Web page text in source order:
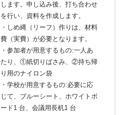
します。申し込み後、打ち合わせ
を行い、資料を作成します。
・しめ縄（リーフ）作りは、材料
費（実費）が必要となります。
・参加者が用意するもの:一人あ
たり、①紙切りばさみ、②持ち帰
り用のナイロン袋
・学校が用意するもの:必要に応
じて、ブルーシート、ホワイトボ
ード1 台、会議用⾧机1 台